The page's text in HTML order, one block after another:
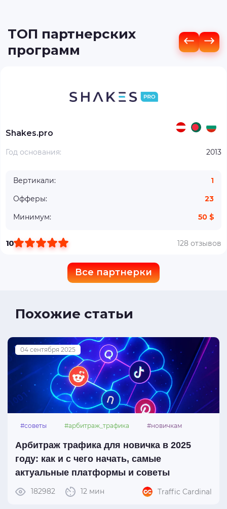
ТОП партнерских
программ
Shakes.pro
Год основания: 2013
Вертикали:
1
Офферы:
23
Минимум:
50 $
10 128 отзывов
Все партнерки
Похожие статьи
04 сентября 2025
#советы #арбитраж_трафика
#новичкам
Арбитраж трафика для новичка в 2025
году: как и с чего начать, самые
актуальные платформы и советы
182982 12 мин Traffic Cardinal